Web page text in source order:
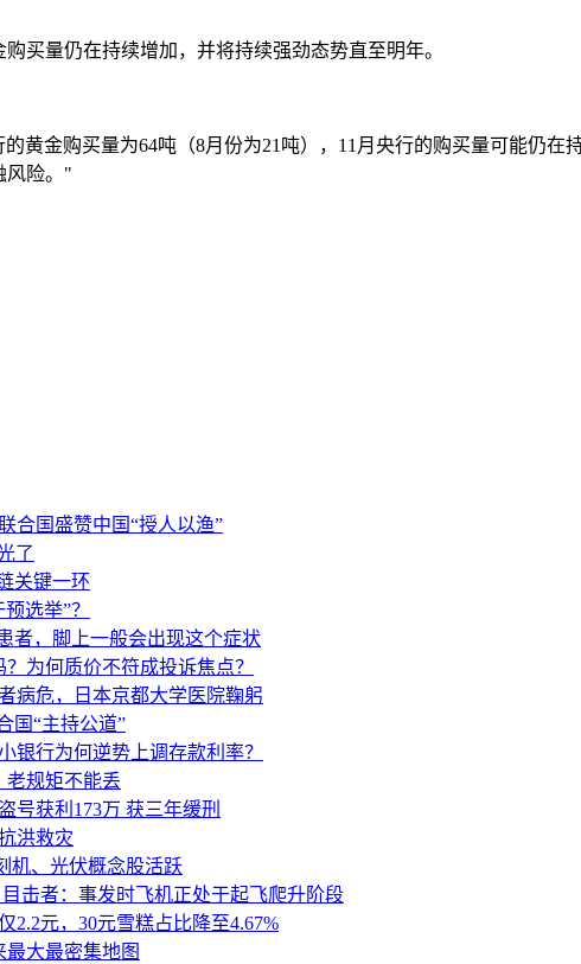
买量仍在持续增加，并将持续强劲态势直至明年。
黄金购买量为64吨（8月份为21吨），11月央行的购买量可能仍
风险。"
合国盛赞中国“授人以渔”
了
关键一环
选举”？
者，脚上一般会出现这个症状
为何质价不符成投诉焦点？
病危，日本京都大学医院鞠躬
国“主持公道”
银行为何逆势上调存款利率？
老规矩不能丢
号获利173万 获三年缓刑
洪救灾
机、光伏概念股活跃
击者：事发时飞机正处于起飞爬升阶段
2.2元，30元雪糕占比降至4.67%
最大最密集地图